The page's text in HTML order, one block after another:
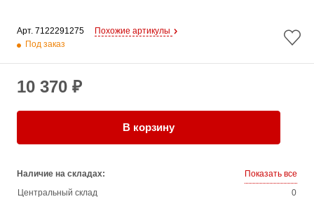
Арт. 7122291275
Похожие артикулы
Под заказ
10 370 ₽
В корзину
Наличие на складах:
Показать все
Центральный склад
0